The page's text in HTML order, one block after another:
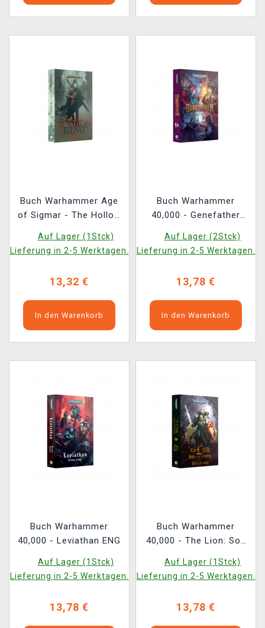
Buch Warhammer Age
of Sigmar - The Hollow
Auf Lager (1Stck)
Lieferung in 2-5 Werktagen.
13,32 €
In den Warenkorb
Buch Warhammer
40,000 - Genefather
Auf Lager (2Stck)
Lieferung in 2-5 Werktagen.
13,78 €
In den Warenkorb
Buch Warhammer
40,000 - Leviathan ENG
Auf Lager (1Stck)
Lieferung in 2-5 Werktagen.
13,78 €
Buch Warhammer
40,000 - The Lion: Son
Auf Lager (1Stck)
Lieferung in 2-5 Werktagen.
13,78 €